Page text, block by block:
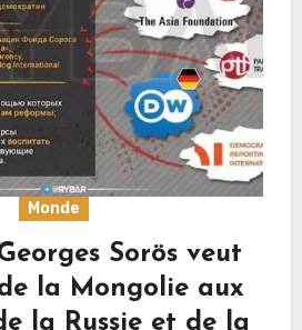
Monde
Sorös veut
la Mongolie aux
la Russie et de la